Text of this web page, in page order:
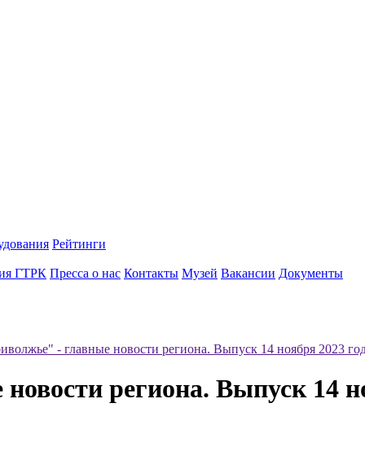
Рейтинги
ГТРК Пресса о нас Контакты Музей Вакансии Документы
- главные новости региона. Выпуск 14 ноября 2023
региона. Выпуск 14